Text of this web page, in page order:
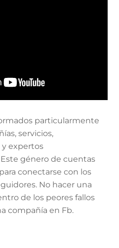
particularmente
servicios,
y expertos
género de cuentas
conectarse con los
No hacer una
de los peores fallos
compañía en Fb.